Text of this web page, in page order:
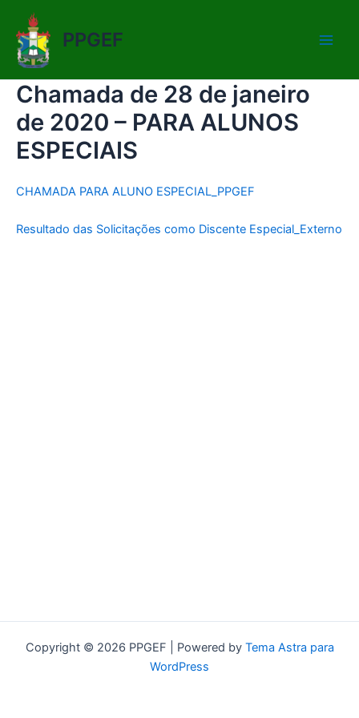
para
conteúdo
PPGEF
Chamada de 28 de janeiro
de 2020 – PARA ALUNOS
ESPECIAIS
CHAMADA PARA ALUNO ESPECIAL_PPGEF
Resultado das Solicitações como Discente Especial_Externo
Copyright © 2026 PPGEF | Powered by Tema Astra para
WordPress